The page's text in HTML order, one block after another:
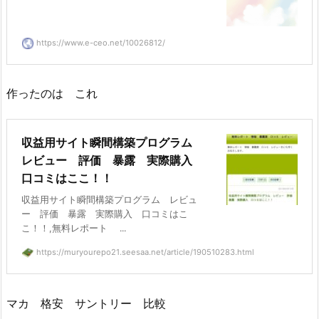
https://www.e-ceo.net/10026812/
作ったのは これ
収益用サイト瞬間構築プログラム
レビュー 評価 暴露 実際購入
口コミはここ！！
収益用サイト瞬間構築プログラム レビュ
ー 評価 暴露 実際購入 口コミはこ
こ！！,無料レポート ...
https://muryourepo21.seesaa.net/article/190510283.html
マカ 格安 サントリー 比較